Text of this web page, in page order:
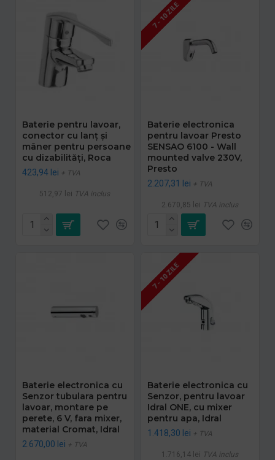
Baterie pentru lavoar,
conector cu lanţ și
mâner pentru persoane
cu dizabilităţi, Roca
423,94 lei + TVA
512,97 lei TVA inclus
7 - 10 ZILE
Baterie electronica
pentru lavoar Presto
SENSAO 6100 - Wall
mounted valve 230V,
Presto
2.207,31 lei + TVA
2.670,85 lei TVA inclus
Baterie electronica cu
Senzor tubulara pentru
lavoar, montare pe
perete, 6 V, fara mixer,
material Cromat, Idral
2.670,00 lei + TVA
7 - 10 ZILE
Baterie electronica cu
Senzor, pentru lavoar
Idral ONE, cu mixer
pentru apa, Idral
1.418,30 lei + TVA
1.716,14 lei TVA inclus